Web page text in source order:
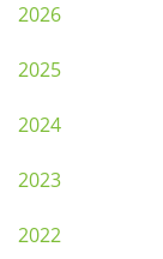
2026
2025
2024
2023
2022